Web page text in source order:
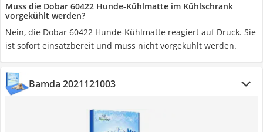
Muss die Dobar 60422 Hunde-Kühlmatte im Kühlschrank
vorgekühlt werden?
Nein, die Dobar 60422 Hunde-Kühlmatte reagiert auf Druck. Sie
ist sofort einsatzbereit und muss nicht vorgekühlt werden.
Bamda 2021121003